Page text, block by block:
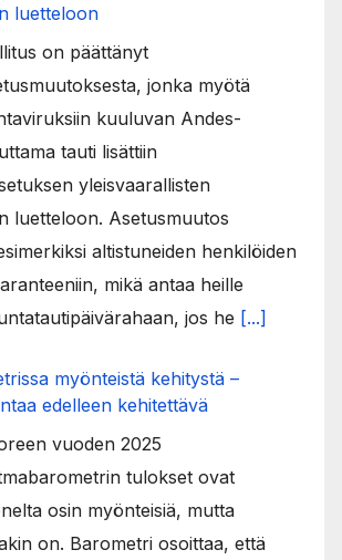
luetteloon
on päättänyt
jonka myötä
kuuluvan Andes-
tauti lisättiin
yleisvaarallisten
luetteloon. Asetusmuutos
altistuneiden henkilöiden
mikä antaa heille
jos he [...]
myönteistä kehitystä –
edelleen kehitettävä
vuoden 2025
tulokset ovat
osin myönteisiä, mutta
on. Barometri osoittaa, että